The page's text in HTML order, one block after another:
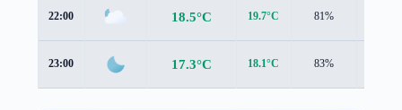
22:00 18.5°C 19.7°C 81%
23:00 17.3°C 18.1°C 83%